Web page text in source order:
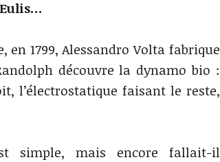
1799, Alessandro Volta fabrique
découvre la dynamo bio :
l’électrostatique faisant le reste,
simple, mais encore fallait-il